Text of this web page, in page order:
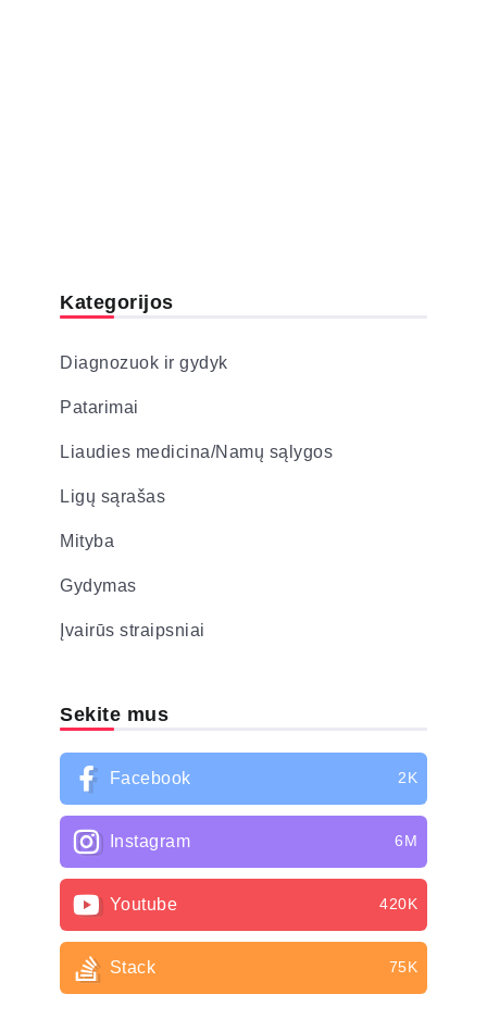
Kategorijos
Diagnozuok ir gydyk
Patarimai
Liaudies medicina/Namų sąlygos
Ligų sąrašas
Mityba
Gydymas
Įvairūs straipsniai
Sekite mus
Facebook 2K
Instagram 6M
Youtube 420K
Stack 75K